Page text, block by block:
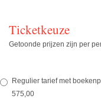
Ticketkeuze
Getoonde prijzen zijn per
Regulier tarief met
575,00